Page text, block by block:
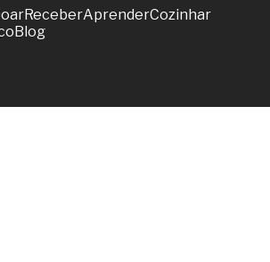
ReceberAprenderCozinhar
Blog